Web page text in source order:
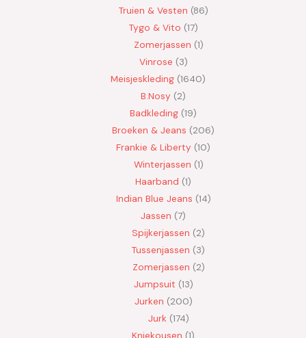
Truien & Vesten 86
Tygo & Vito 17
Zomerjassen 1
Vinrose 3
Meisjeskleding 1640
B.Nosy
2
Badkleding 19
Broeken & Jeans
206
Frankie & Liberty 10
Winterjassen 1
Haarband 1
Indian Blue Jeans 14
Jassen 7
Spijkerjassen
2
Tussenjassen
3
Zomerjassen 2
Jumpsuit 13
Jurken 200
Jurk 174
Kniekousen 1